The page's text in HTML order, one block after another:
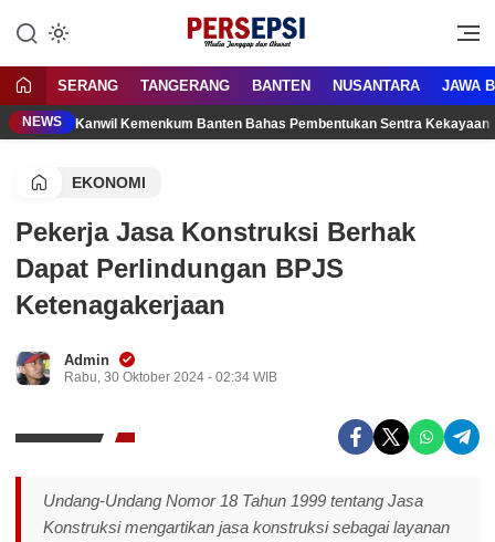
konten
Persepsi.co.id
Media Tanggap Dan Akurat
SERANG TANGERANG BANTEN NUSANTARA JAWA
NEWS Kanwil Kemenkum Banten Bahas Pembentukan Sentra
EKONOMI
Pekerja Jasa Konstruksi Berhak
Dapat Perlindungan BPJS
Ketenagakerjaan
Admin
Rabu, 30 Oktober 2024 - 02:34 WIB
Undang-Undang Nomor 18 Tahun 1999 tentang Jasa
Konstruksi mengartikan jasa konstruksi sebagai layanan